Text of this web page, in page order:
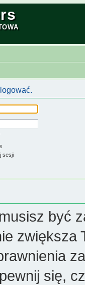
sesji
być
zwiększa
się,